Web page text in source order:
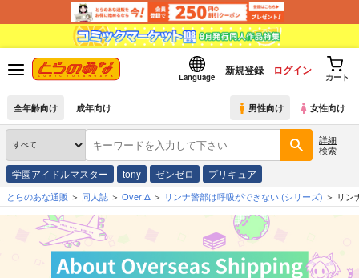
Language
新規登録 ログイン
カート
全年齢向け 成年向け 男性向け 女性向け
詳細
検索
学園アイドルマスター tony ゼンゼロ プリキュア
とらのあな通販 同人誌 Over:Δ リンナ警部は呼吸ができない (シリーズ) リン